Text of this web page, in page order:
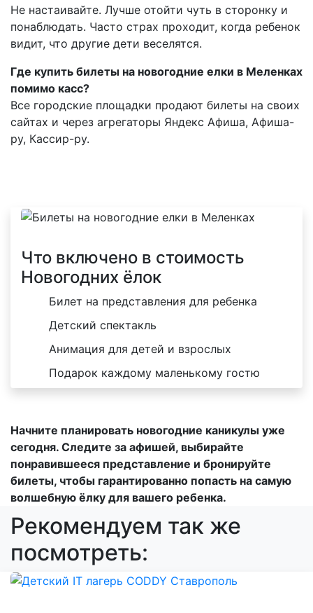
Не настаивайте. Лучше отойти чуть в сторонку и
понаблюдать. Часто страх проходит, когда ребенок
видит, что другие дети веселятся.
Где купить билеты на новогодние елки в Меленках
помимо касс?
Все городские площадки продают билеты на своих
сайтах и через агрегаторы Яндекс Афиша, Афиша-
ру, Кассир-ру.
Что включено в стоимость
Новогодних ёлок
Билет на представления для ребенка
Детский спектакль
Анимация для детей и взрослых
Подарок каждому маленькому гостю
Начните планировать новогодние каникулы уже
сегодня. Следите за афишей, выбирайте
понравившееся представление и бронируйте
билеты, чтобы гарантированно попасть на самую
волшебную ёлку для вашего ребенка.
Рекомендуем так же
посмотреть: